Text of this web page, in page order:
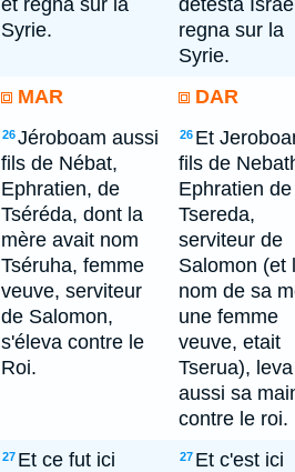
et régna sur la
Syrie.
detesta
regna sur la
Syrie.
MAR DAR
26Jéroboam aussi
fils de Nébat,
Ephratien, de
Tséréda, dont la
mère avait nom
Tséruha, femme
veuve, serviteur
de Salomon,
s'éleva contre le
Roi.
26 Et
fils de
Ephratien de
Tsereda,
serviteur de
Salomon (et
nom de sa
une femme
veuve, etait
Tserua), leva
aussi sa
contre le roi.
27 Et ce fut ici
27 Et c'est ici